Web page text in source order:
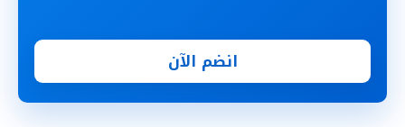
انضم الآن